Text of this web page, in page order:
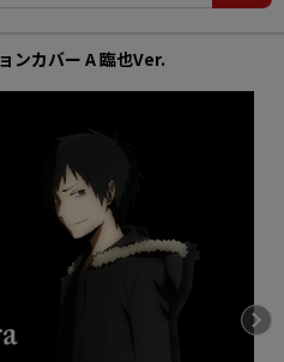
ンカバー A 臨也Ver.